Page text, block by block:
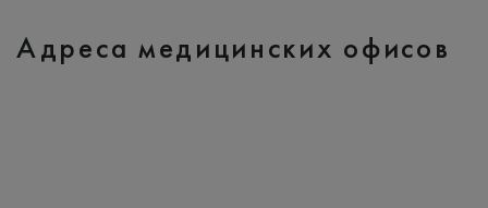
Адреса медицинских офисов